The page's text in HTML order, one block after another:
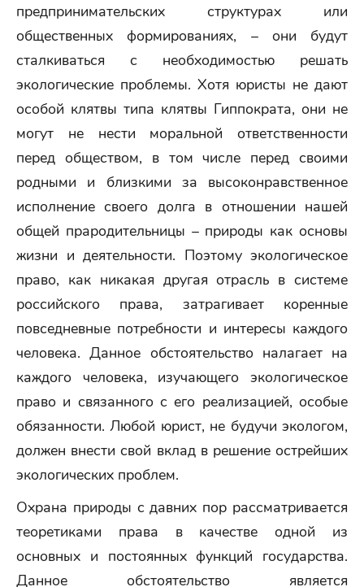
предпринимательских структурах или
общественных формированиях, – они будут
сталкиваться с необходимостью решать
экологические проблемы. Хотя юристы не дают
особой клятвы типа клятвы Гиппократа, они не
могут не нести моральной ответственности
перед обществом, в том числе перед своими
родными и близкими за высоконравственное
исполнение своего долга в отношении нашей
общей прародительницы – природы как основы
жизни и деятельности. Поэтому экологическое
право, как никакая другая отрасль в системе
российского права, затрагивает коренные
повседневные потребности и интересы каждого
человека. Данное обстоятельство налагает на
каждого человека, изучающего экологическое
право и связанного с его реализацией, особые
обязанности. Любой юрист, не будучи экологом,
должен внести свой вклад в решение острейших
экологических проблем.
Охрана природы с давних пор рассматривается
теоретиками права в качестве одной из
основных и постоянных функций государства.
Данное обстоятельство является